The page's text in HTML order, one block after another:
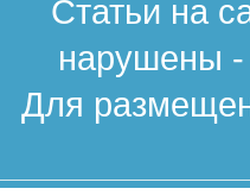
Статьи на
нарушены -
Для